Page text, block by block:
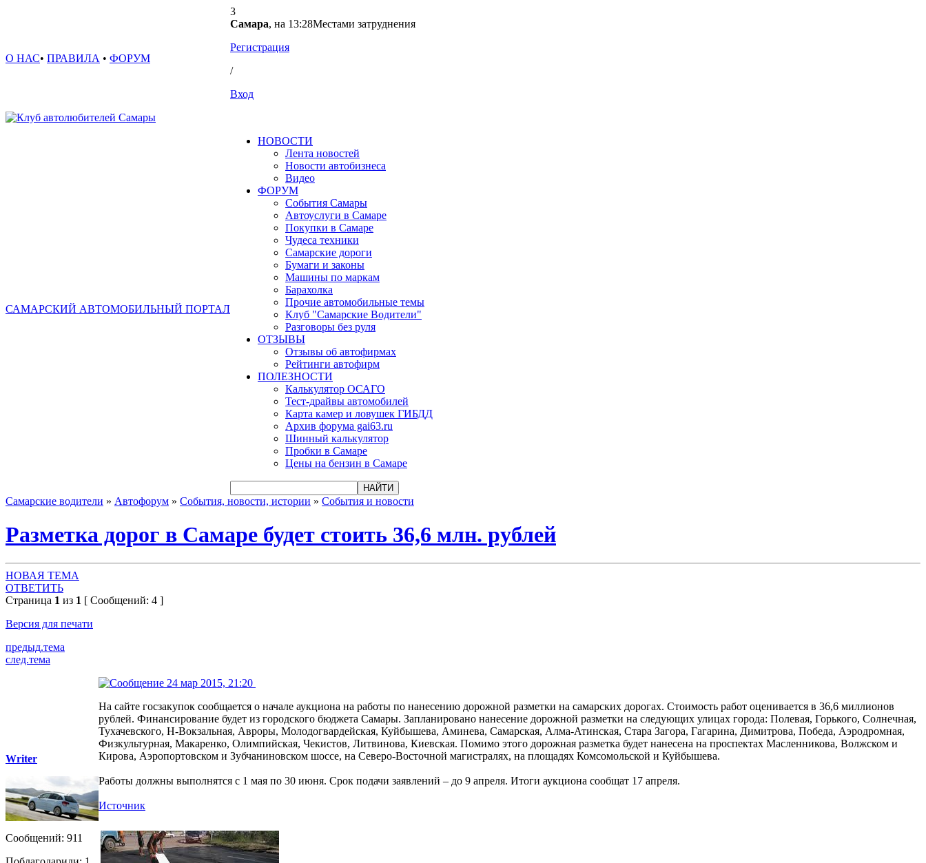
О НАС• ПРАВИЛА • ФОРУМ
3
Самара, на 13:28Местами затруднения
Регистрация
/
Вход
САМАРСКИЙ АВТОМОБИЛЬНЫЙ ПОРТАЛ
НОВОСТИ
Лента новостей
Новости автобизнеса
Видео
ФОРУМ
События Самары
Автоуслуги в Самаре
Покупки в Самаре
Чудеса техники
Самарские дороги
Бумаги и законы
Машины по маркам
Барахолка
Прочие автомобильные темы
Клуб "Самарские Водители"
Разговоры без руля
ОТЗЫВЫ
Отзывы об автофирмах
Рейтинги автофирм
ПОЛЕЗНОСТИ
Калькулятор ОСАГО
Тест-драйвы автомобилей
Карта камер и ловушек ГИБДД
Архив форума gai63.ru
Шинный калькулятор
Пробки в Самаре
Цены на бензин в Самаре
Самарские водители » Автофорум » События, новости, истории » События и новости
Разметка дорог в Самаре будет стоить 36,6 млн. рублей
НОВАЯ ТЕМА
ОТВЕТИТЬ
Страница 1 из 1 [ Сообщений: 4 ]
Версия для печати
предыд.тема
след.тема
Writer
Сообщений: 911
24 мар 2015, 21:20
На сайте госзакупок сообщается о начале аукциона на работы по нанесению дорожной разметки на самарских дорогах. Стоимость работ оценивается в 36,6 миллионов
рублей. Финансирование будет из городского бюджета Самары. Запланировано нанесение дорожной разметки на следующих улицах города: Полевая, Горького, Солнечная,
Тухачевского, Н-Вокзальная, Авроры, Молодогвардейская, Куйбышева, Аминева, Самарская, Алма-Атинская, Стара Загора, Гагарина, Димитрова, Победа, Аэродромная,
Физкультурная, Макаренко, Олимпийская, Чекистов, Литвинова, Киевская. Помимо этого дорожная разметка будет нанесена на проспектах Масленникова, Волжском и
Кирова, Аэропортовском и Зубчаниновском шоссе, на Северо-Восточной магистралях, на площадях Комсомольской и Куйбышева.
Работы должны выполнятся с 1 мая по 30 июня. Срок подачи заявлений – до 9 апреля. Итоги аукциона сообщат 17 апреля.
Источник